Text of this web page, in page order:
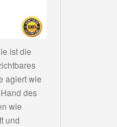
ist die
agiert wie
des
wie
und